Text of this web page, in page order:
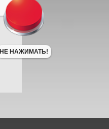
НЕ НАЖИМАТЬ!